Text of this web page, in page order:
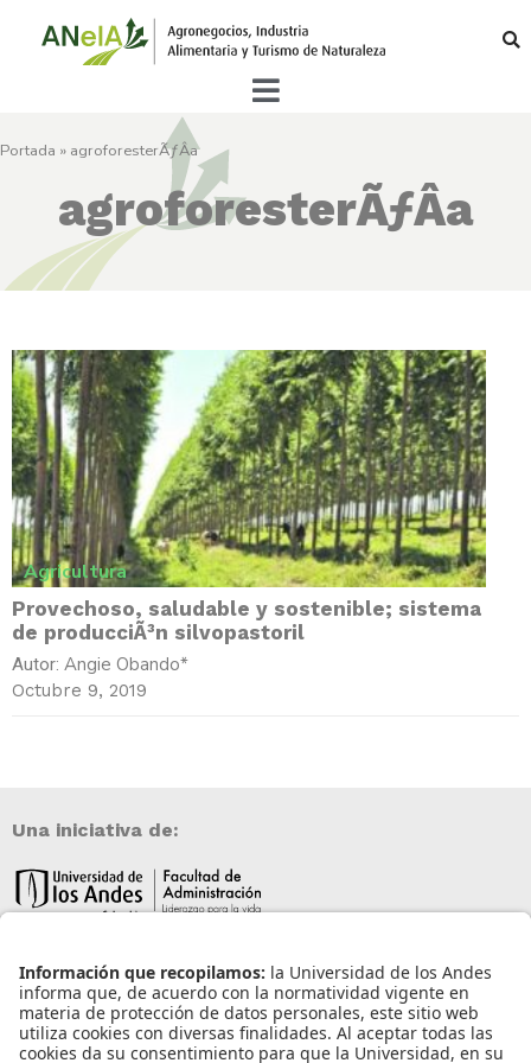
Portada » agroforesterÃƒÂ­a
agroforesterÃƒÂ­a
Agricultura
Provechoso, saludable y sostenible; sistema
de producciÃ³n silvopastoril
Autor: Angie Obando*
Octubre 9, 2019
Una iniciativa de:
Información de contacto